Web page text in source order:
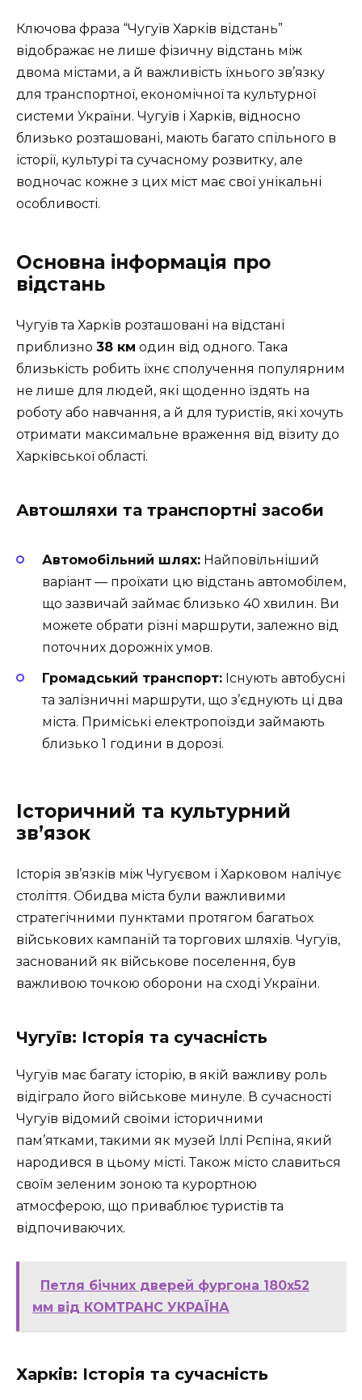
Ключова фраза “Чугуїв Харків відстань”
відображає не лише фізичну відстань між
двома містами, а й важливість їхнього зв’язку
для транспортної, економічної та культурної
системи України. Чугуїв і Харків, відносно
близько розташовані, мають багато спільного в
історії, культурі та сучасному розвитку, але
водночас кожне з цих міст має свої унікальні
особливості.
Основна інформація про
відстань
Чугуїв та Харків розташовані на відстані
приблизно 38 км один від одного. Така
близькість робить їхнє сполучення популярним
не лише для людей, які щоденно їздять на
роботу або навчання, а й для туристів, які хочуть
отримати максимальне враження від візиту до
Харківської області.
Автошляхи та транспортні засоби
Автомобільний шлях: Найповільніший
варіант — проїхати цю відстань автомобілем,
що зазвичай займає близько 40 хвилин. Ви
можете обрати різні маршрути, залежно від
поточних дорожніх умов.
Громадський транспорт: Існують автобусні
та залізничні маршрути, що з’єднують ці два
міста. Приміські електропоїзди займають
близько 1 години в дорозі.
Історичний та культурний
зв’язок
Історія зв’язків між Чугуєвом і Харковом налічує
століття. Обидва міста були важливими
стратегічними пунктами протягом багатьох
військових кампаній та торгових шляхів. Чугуїв,
заснований як військове поселення, був
важливою точкою оборони на сході України.
Чугуїв: Історія та сучасність
Чугуїв має багату історію, в якій важливу роль
відіграло його військове минуле. В сучасності
Чугуїв відомий своїми історичними
пам’ятками, такими як музей Іллі Рєпіна, який
народився в цьому місті. Також місто славиться
своїм зеленим зоною та курортною
атмосферою, що приваблює туристів та
відпочиваючих.
Петля бічних дверей фургона 180х52
мм від КОМТРАНС УКРАЇНА
Харків: Історія та сучасність